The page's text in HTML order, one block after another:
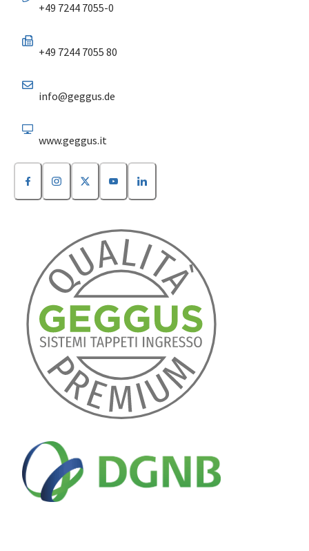
+49 7244 7055-0
+49 7244 7055 80
info@geggus.de
www.geggus.it